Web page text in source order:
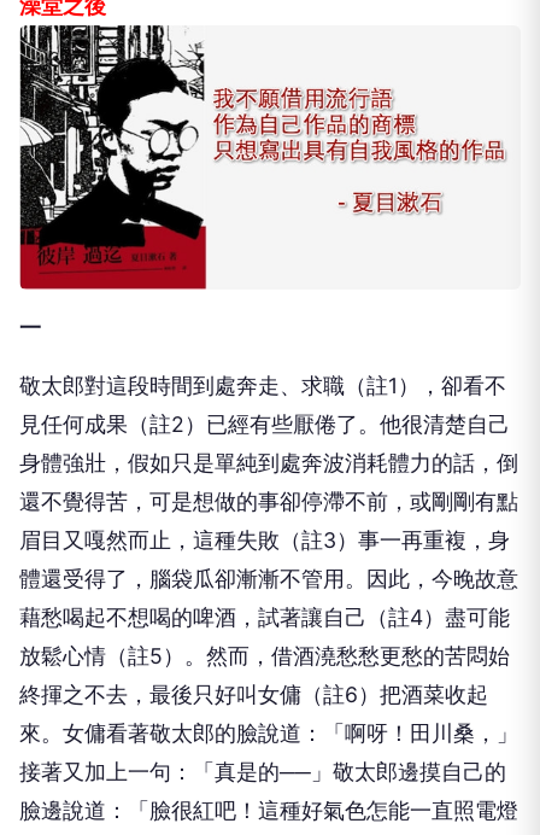
澡堂之後
一
敬太郎對這段時間到處奔走、求職（註1），卻看不
見任何成果（註2）已經有些厭倦了。他很清楚自己
身體強壯，假如只是單純到處奔波消耗體力的話，倒
還不覺得苦，可是想做的事卻停滯不前，或剛剛有點
眉目又嘎然而止，這種失敗（註3）事一再重複，身
體還受得了，腦袋瓜卻漸漸不管用。因此，今晚故意
藉愁喝起不想喝的啤酒，試著讓自己（註4）盡可能
放鬆心情（註5）。然而，借酒澆愁愁更愁的苦悶始
終揮之不去，最後只好叫女傭（註6）把酒菜收起
來。女傭看著敬太郎的臉說道：「啊呀！田川桑，」
接著又加上一句：「真是的──」敬太郎邊摸自己的
臉邊說道：「臉很紅吧！這種好氣色怎能一直照電燈